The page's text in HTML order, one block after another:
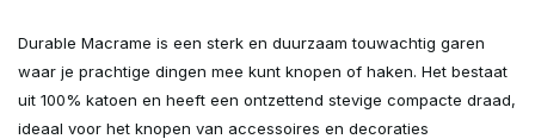
Durable Macrame is een sterk en duurzaam touwachtig garen
waar je prachtige dingen mee kunt knopen of haken. Het bestaat
uit 100% katoen en heeft een ontzettend stevige compacte draad,
ideaal voor het knopen van accessoires en decoraties